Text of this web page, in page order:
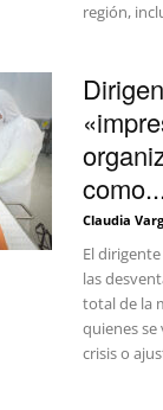
región,
Claudia
El
las
total de la
quienes
crisis o